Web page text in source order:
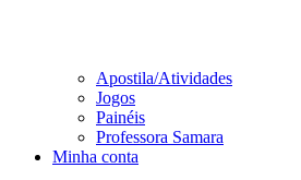
Apostila/Atividades
Jogos
Painéis
Professora Samara
Minha conta